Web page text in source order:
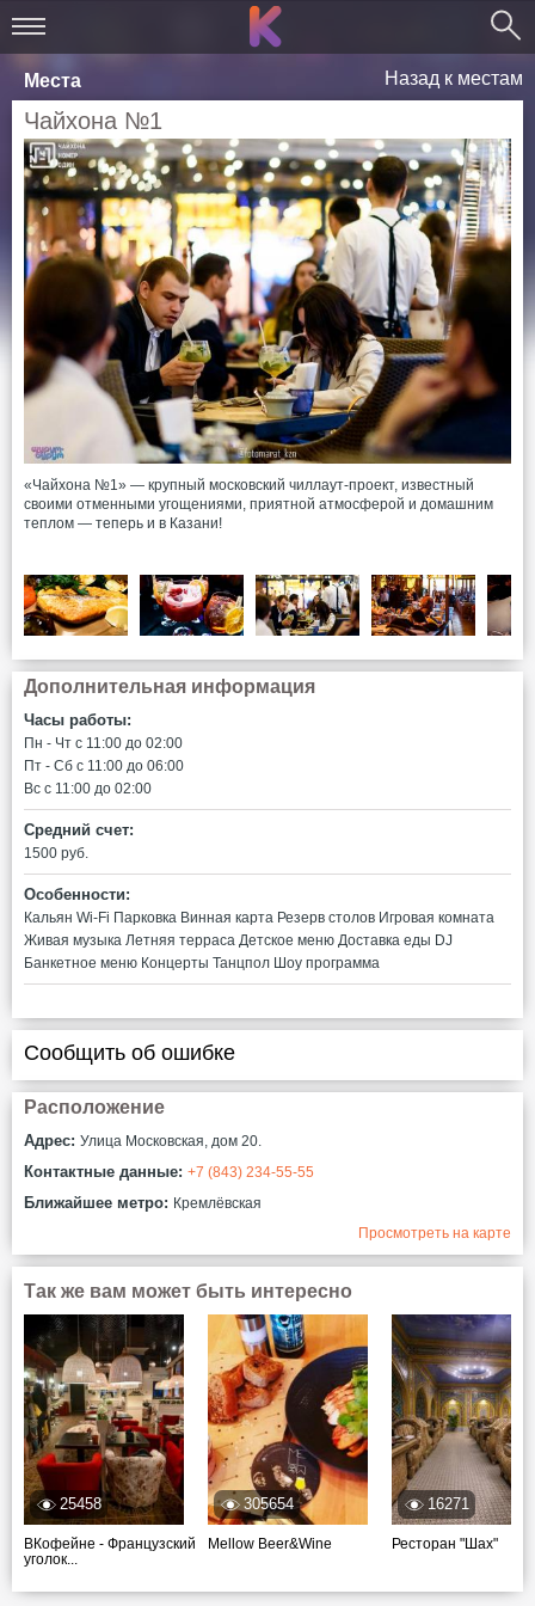
Места Назад к местам
Чайхона №1
«Чайхона №1» — крупный московский чиллаут-проект, известный
своими отменными угощениями, приятной атмосферой и домашним
теплом — теперь и в Казани!
Дополнительная информация
Часы работы:
Пн - Чт c 11:00 до 02:00
Пт - Сб c 11:00 до 06:00
Вс c 11:00 до 02:00
Средний счет:
1500 руб.
Особенности:
Кальян Wi-Fi Парковка Винная карта Резерв столов Игровая комната
Живая музыка Летняя терраса Детское меню Доставка еды DJ
Банкетное меню Концерты Танцпол Шоу программа
Сообщить об ошибке
Расположение
Адрес: Улица Московская, дом 20.
Контактные данные: +7 (843) 234-55-55
Ближайшее метро: Кремлёвская
Просмотреть на карте
Так же вам может быть интересно
25458
ВКофейне - Французский
уголок...
305654
Mellow Beer&Wine
16271
Ресторан "Шах"